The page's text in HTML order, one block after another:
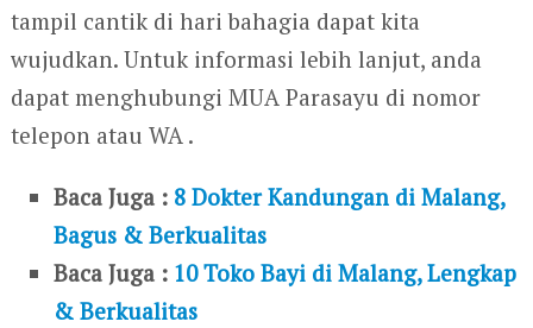
tampil cantik di hari bahagia dapat kita
wujudkan. Untuk informasi lebih lanjut, anda
dapat menghubungi MUA Parasayu di nomor
telepon atau WA .
Baca Juga : 8 Dokter Kandungan di Malang,
Bagus & Berkualitas
Baca Juga : 10 Toko Bayi di Malang, Lengkap
& Berkualitas